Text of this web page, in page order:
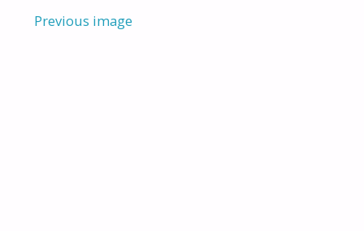
Previous image